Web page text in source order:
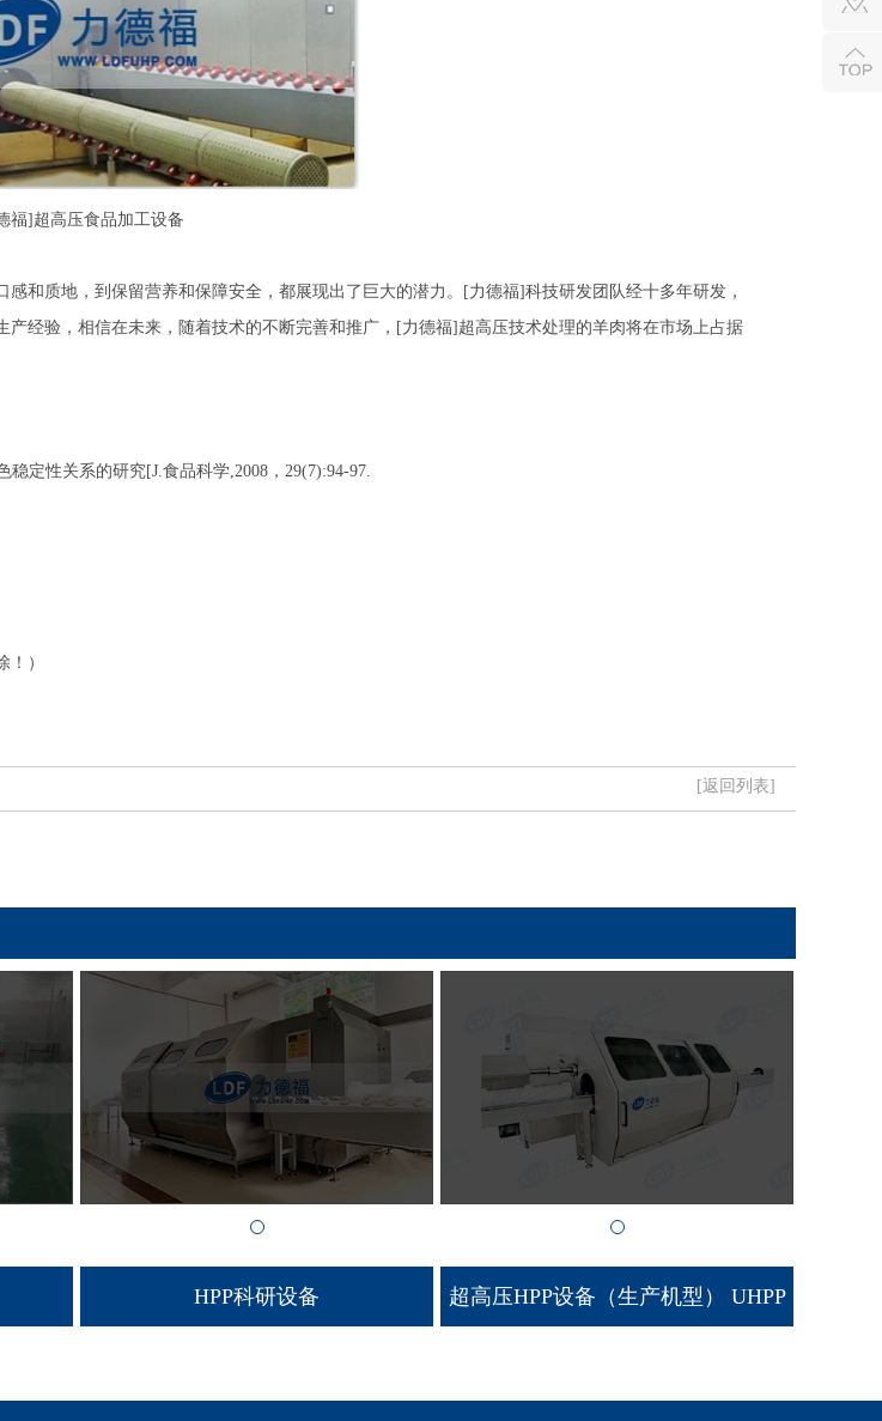
福]超高压食品加工设备
和质地，到保留营养和保障安全，都展现出了巨大的潜力。[力德福]科技研发团队经十多年研发，
经验，相信在未来，随着技术的不断完善和推广，[力德福]超高压技术处理的羊肉将在市场上占据
定性关系的研究[J.食品科学,2008，29(7):94-97.
）
[返回列表]
HPP科研设备 超高压HPP设备（生产机型） UHPP